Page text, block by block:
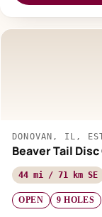
DONOVAN, IL,
Beaver Tail
44 mi / 71 km SE
OPEN 9 HOLES